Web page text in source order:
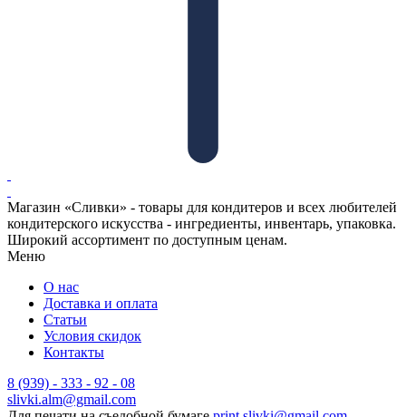
Магазин «Сливки» - товары для кондитеров и всех любителей
кондитерского искусства - ингредиенты, инвентарь, упаковка.
Широкий ассортимент по доступным ценам.
Меню
О нас
Доставка и оплата
Статьи
Условия скидок
Контакты
8 (939) - 333 - 92 - 08
slivki.alm@gmail.com